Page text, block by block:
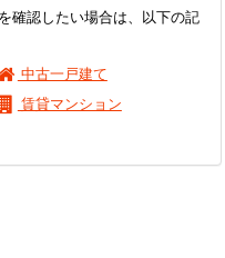
確認したい場合は、以下の記
中古一戸建て
賃貸マンション